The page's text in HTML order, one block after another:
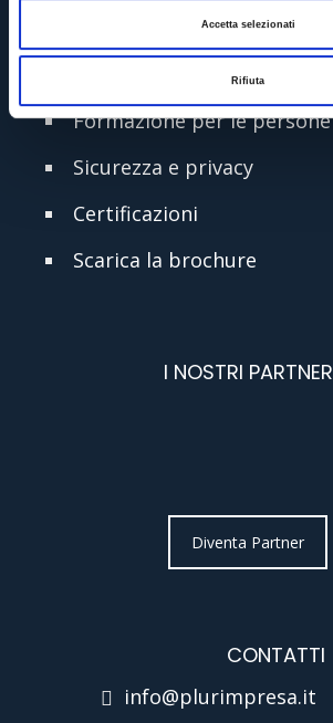
Accetta selezionati
Rifiuta
Offerte di lavoro
Formazione per le imprese
Formazione per le persone
Sicurezza e privacy
Certificazioni
Scarica la brochure
I NOSTRI PARTNER
Diventa Partner
CONTATTI
info@plurimpresa.it